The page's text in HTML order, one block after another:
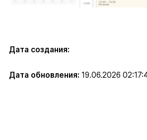
Дата создания:
Дата обновления: 19.06.2026